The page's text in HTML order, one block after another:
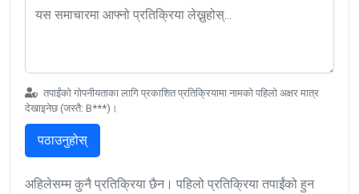
तपाईंको गोपनीयताका लागि प्रकाशित प्रतिक्रियामा नामको पहिलो अक्षर मात्र
देखाइनेछ (जस्तै: B***)।
पठाउनुहोस्
अहिलेसम्म कुनै प्रतिक्रिया छैन। पहिलो प्रतिक्रिया तपाईंको हुन